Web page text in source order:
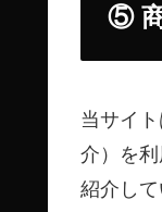
⑤
当サイ
介）を利
紹介し